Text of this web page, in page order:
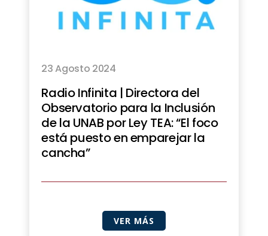
23 Agosto 2024
Radio Infinita | Directora del
Observatorio para la Inclusión
de la UNAB por Ley TEA: “El foco
está puesto en emparejar la
cancha”
VER MÁS